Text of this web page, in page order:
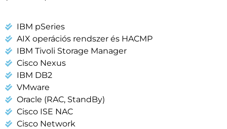
IBM pSeries
AIX operációs rendszer és HACMP
IBM Tivoli Storage Manager
Cisco Nexus
IBM DB2
VMware
Oracle (RAC, StandBy)
Cisco ISE NAC
Cisco Network